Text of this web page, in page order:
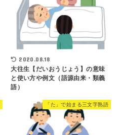
2020.08.18
大往生【だいおうじょう】の意味
と使い方や例文（語源由来・類義
語）
「た」で始まる三文字熟語